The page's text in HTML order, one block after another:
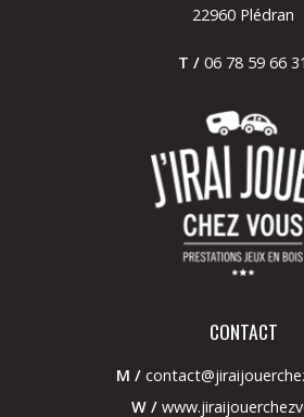
22960 Plédran
T / 06 78 59 66 31
CONTACT
M /
W /